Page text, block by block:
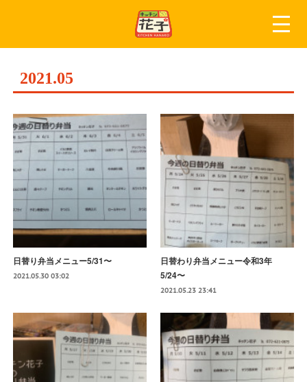
2021.05
日替り弁当メニュー5/31〜
2021.05.30 03:02
日替わり弁当メニュー令和3年
5/24〜
2021.05.23 23:41